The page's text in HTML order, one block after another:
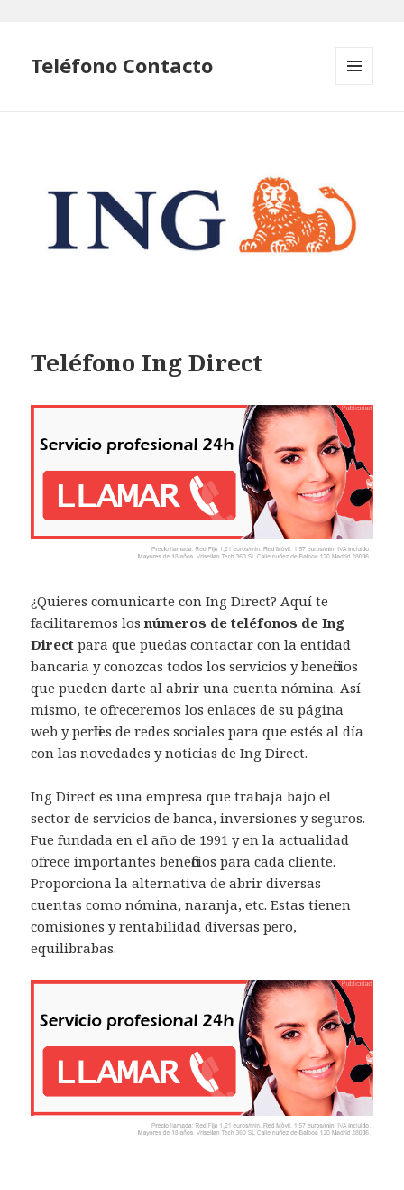
Teléfono Contacto
Teléfono Ing Direct
¿Quieres comunicarte con Ing Direct? Aquí te
facilitaremos losnúmeros de teléfonos de Ing
Directpara que puedas contactar con la entidad
bancaria y conozcas todos los servicios y beneficios
que pueden darte al abrir una cuenta nómina. Así
mismo, te ofreceremos los enlaces de su página
web y perfiles de redes sociales para que estés al día
con las novedades y noticias de Ing Direct.
Ing Direct es una empresa que trabaja bajo el
sector de servicios de banca, inversiones y seguros.
Fue fundada en el año de 1991 y en la actualidad
ofrece importantes beneficios para cada cliente.
Proporciona la alternativa de abrir diversas
cuentas como nómina, naranja, etc. Estas tienen
comisiones y rentabilidad diversas pero,
equilibrabas.